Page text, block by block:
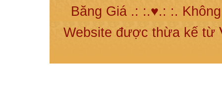
Băng Giá .: :.♥.: :.
Website được thừa kế từ